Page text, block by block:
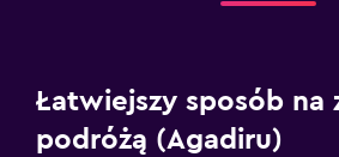
Łatwiejszy sposób na
podróżą (Agadiru)